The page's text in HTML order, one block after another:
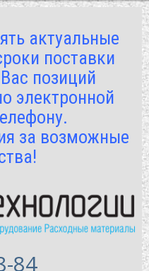
актуальные
поставки
позиций
электронной
за возможные
84